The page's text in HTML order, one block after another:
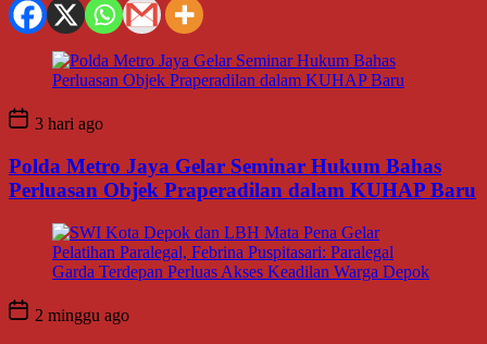
3 hari ago
Polda Metro Jaya Gelar Seminar Hukum Bahas
Perluasan Objek Praperadilan dalam KUHAP Baru
2 minggu ago